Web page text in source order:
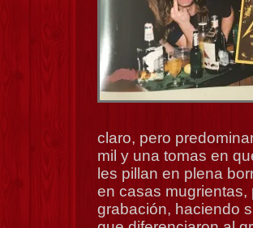
claro, pero
mil y una tomas en
les pillan en plena
en casas
grabación, haciendo